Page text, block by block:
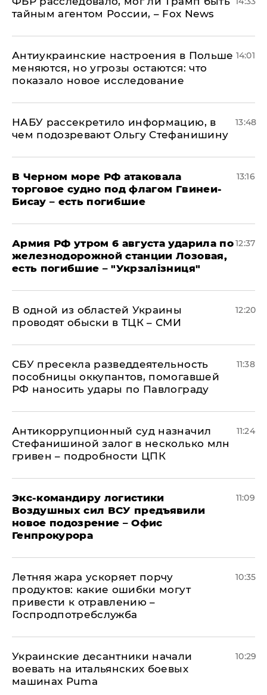
тайным агентом России, – Fox News
Антиукраинские настроения в Польше
меняются, но угрозы остаются: что
показало новое исследование
14:01
НАБУ рассекретило информацию, в
чем подозревают Ольгу Стефанишину
13:48
В Черном море РФ атаковала
торговое судно под флагом Гвинеи-
Бисау – есть погибшие
13:16
Армия РФ утром 6 августа ударила по
железнодорожной станции Лозовая,
есть погибшие – "Укрзалізниця"
12:37
В одной из областей Украины
проводят обыски в ТЦК – СМИ
12:20
СБУ пресекла разведдеятельность
пособницы оккупантов, помогавшей
РФ наносить удары по Павлограду
11:38
Антикоррупционный суд назначил
Стефанишиной залог в несколько млн
гривен – подробности ЦПК
11:24
Экс-командиру логистики
Воздушных сил ВСУ предъявили
новое подозрение – Офис
Генпрокурора
11:09
Летняя жара ускоряет порчу
продуктов: какие ошибки могут
привести к отравлению –
Госпродпотребслужба
10:35
Украинские десантники начали
воевать на итальянских боевых
машинах Puma
10:29